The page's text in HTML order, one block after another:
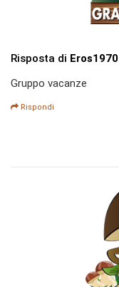
Risposta di Eros1970
Gruppo vacanze
Rispondi